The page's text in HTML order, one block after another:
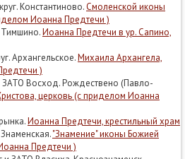
Константиново.Смоленской иконы
Иоанна Предтечи )
Тимшино.Иоанна Предтечи в ур. Сапино,
Архангельское.Михаила Архангела,
)
ЗАТО Восход. Рождествено (Павло-
церковь (с приделом Иоанна
Иоанна Предтечи, крестильный храм
"Знамение" иконы Божией
Предтечи )